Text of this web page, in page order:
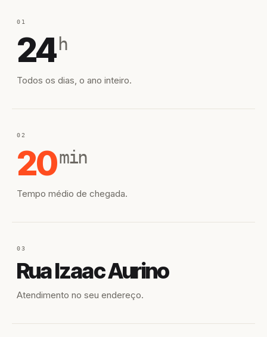
01
24 h
Todos os dias, o ano inteiro.
02
20min
Tempo médio de chegada.
03
Rua Izaac Aurino
Atendimento no seu endereço.